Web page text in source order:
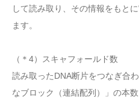
して読み取り、その情報をもと
ます。
（＊4）スキャフォールド数
読み取ったDNA断片をつなぎ合
なブロック（連結配列）」の本